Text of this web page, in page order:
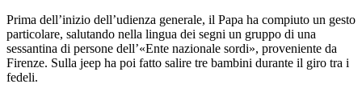
Prima dell’inizio dell’udienza generale, il Papa ha compiuto un gesto
particolare, salutando nella lingua dei segni un gruppo di una
sessantina di persone dell’«Ente nazionale sordi», proveniente da
Firenze. Sulla jeep ha poi fatto salire tre bambini durante il giro tra i
fedeli.